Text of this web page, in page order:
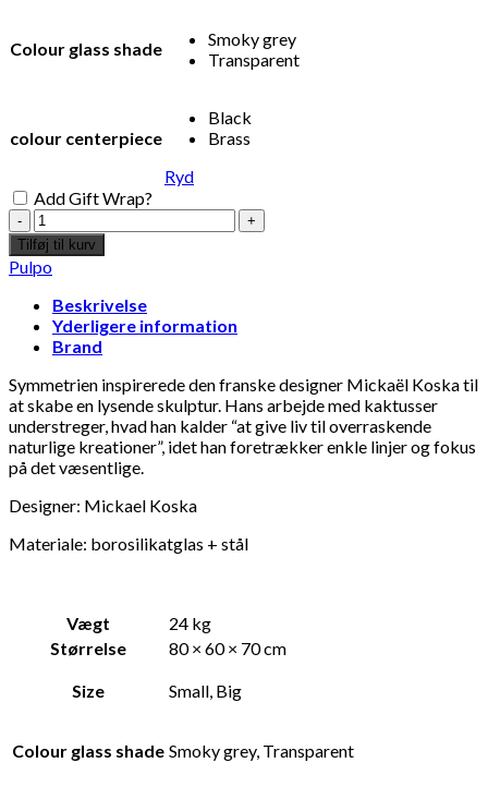
Colour glass shade
Smoky grey
Transparent
colour centerpiece
Black
Brass
Ryd
Add Gift Wrap?
Mickael
Koska
x
Pulpo
–
Cactus
antal
Tilføj til kurv
Pulpo
Beskrivelse
Yderligere information
Brand
Symmetrien inspirerede den franske designer Mickaël Koska til
at skabe en lysende skulptur. Hans arbejde med kaktusser
understreger, hvad han kalder “at give liv til overraskende
naturlige kreationer”, idet han foretrækker enkle linjer og fokus
på det væsentlige.
Designer: Mickael Koska
Materiale: borosilikatglas + stål
Vægt
24 kg
Størrelse
80 × 60 × 70 cm
Size Small, Big
Colour glass shade Smoky grey, Transparent